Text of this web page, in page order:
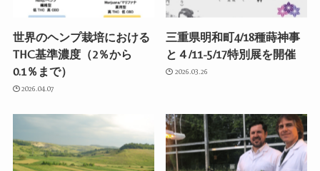
世界のヘンプ栽培における
THC基準濃度（2％から
0.1％まで）
2026.04.07
三重県明和町4/18種蒔神事
と４/11-5/17特別展を開催
2026.03.26